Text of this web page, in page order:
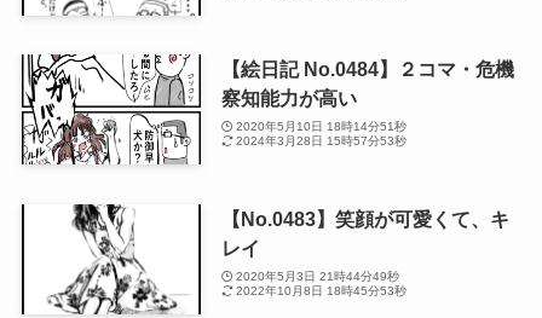
【絵日記 No.0484】２コマ・危機
察知能力が高い
2020年5月10日 18時14分51秒
2024年3月28日 15時57分53秒
【No.0483】笑顔が可愛くて、キ
レイ
2020年5月3日 21時44分49秒
2022年10月8日 18時45分53秒